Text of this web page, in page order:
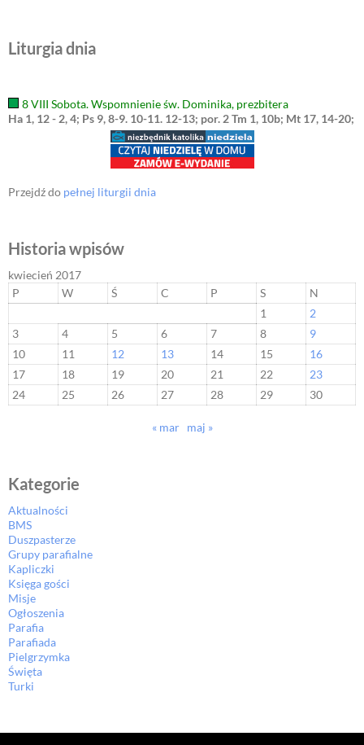
Liturgia dnia
8 VIII Sobota. Wspomnienie św. Dominika, prezbitera
Ha 1, 12 - 2, 4; Ps 9, 8-9. 10-11. 12-13; por. 2 Tm 1, 10b; Mt 17, 14-20;
Przejdź do pełnej liturgii dnia
Historia wpisów
kwiecień 2017
P
W Ś C P S
N
1
2
3
4 5 6 7 8
9
10
11 12 13 14 15
16
17
18 19 20 21 22
23
24
25 26 27 28 29 30
« mar maj »
Kategorie
Aktualności
BMS
Duszpasterze
Grupy parafialne
Kapliczki
Księga gości
Misje
Ogłoszenia
Parafia
Parafiada
Pielgrzymka
Święta
Turki